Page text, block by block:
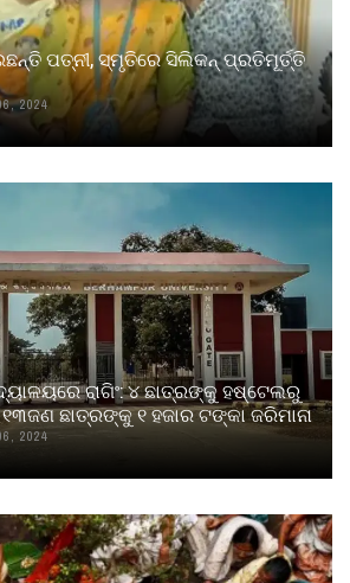
ପତ୍ନୀ, ସ୍ମୃତିରେ ସିଲିକନ୍ ପ୍ରତିମୂର୍ତ୍ତି
2024
ରାଗିଂ: ୪ ଛାତ୍ରଙ୍କୁ ହଷ୍ଟେଲରୁ
୧୩ଜଣ ଛାତ୍ରଙ୍କୁ ୧ ହଜାର ଟଙ୍କା ଜରିମାନା
2024